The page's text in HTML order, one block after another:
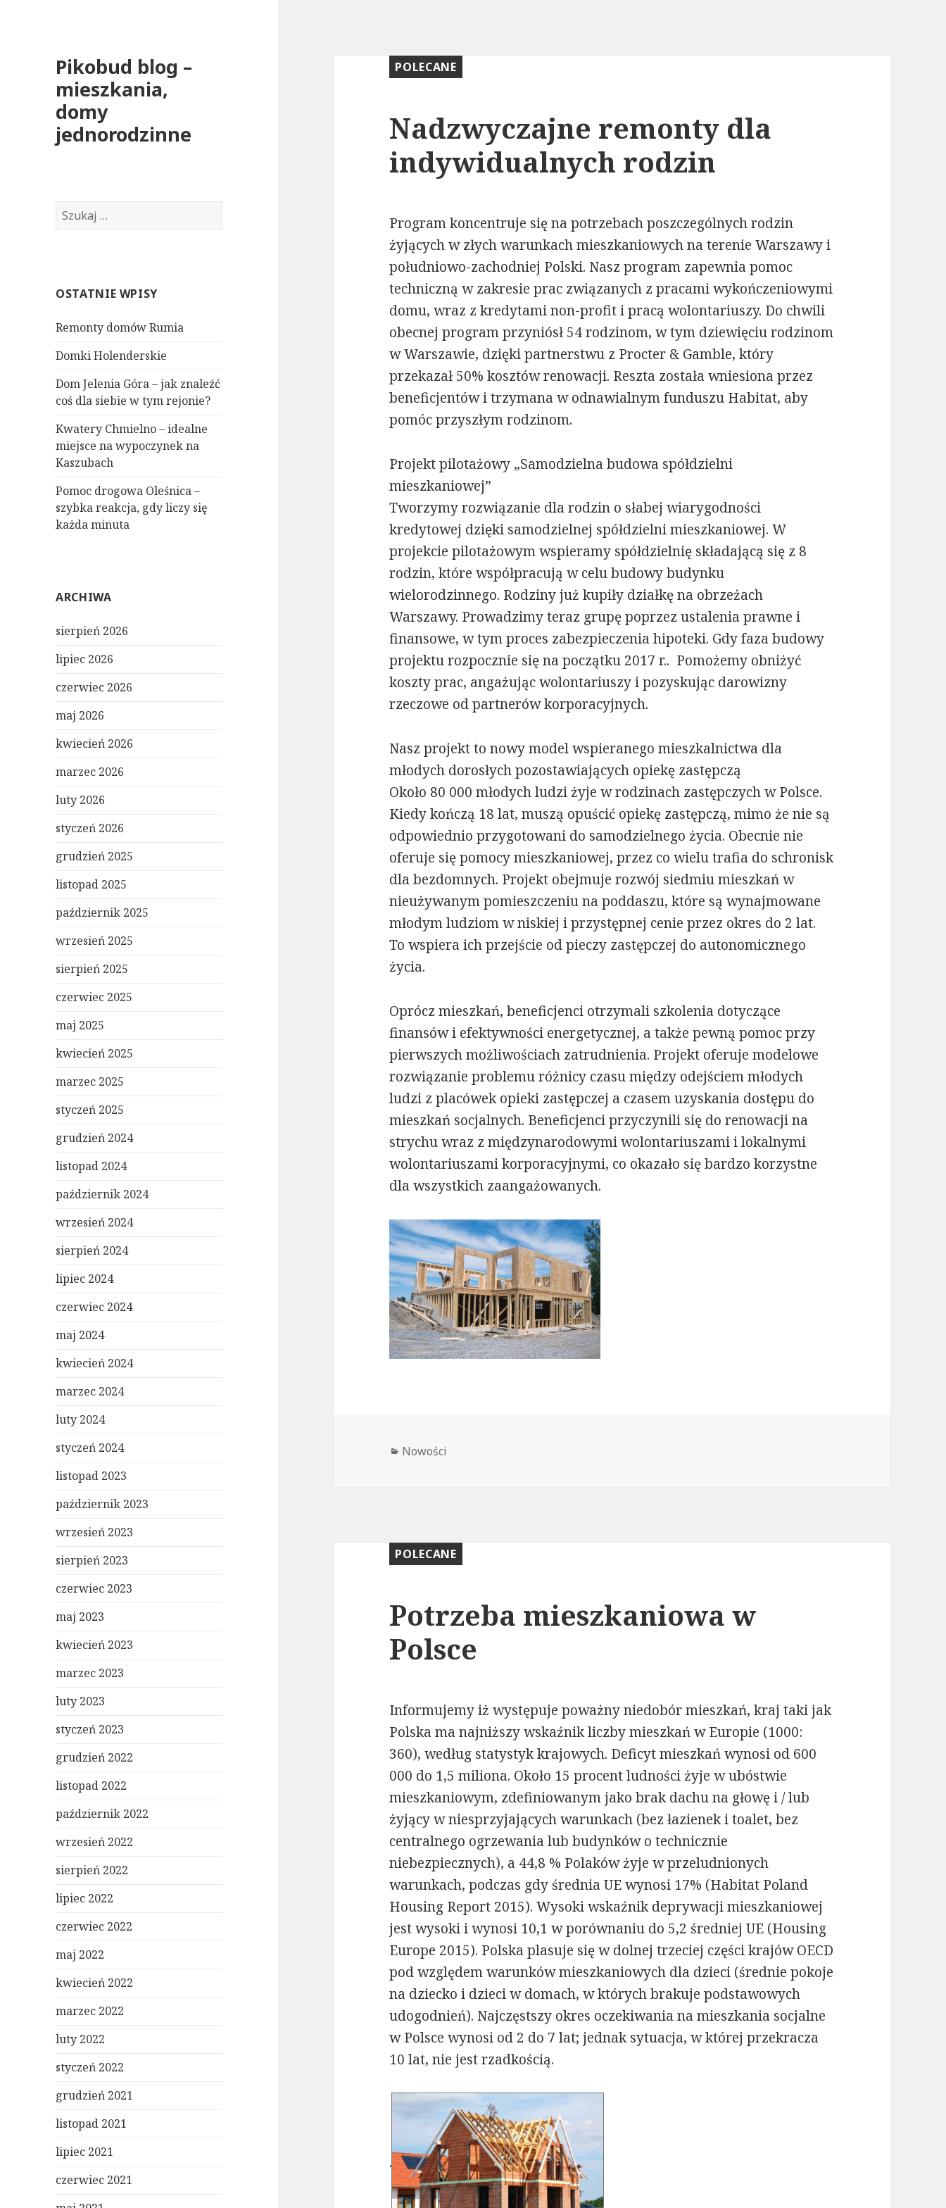
Pikobud blog –
mieszkania,
domy
jednorodzinne
S
z
j
OSTATNIE WPISY
Remonty domów Rumia
Domki Holenderskie
Dom Jelenia Góra – jak znaleźć
coś dla siebie w tym rejonie?
Kwatery Chmielno – idealne
miejsce na wypoczynek na
Kaszubach
Pomoc drogowa Oleśnica –
szybka reakcja, gdy liczy się
każda minuta
ARCHIWA
sierpień 2026
lipiec 2026
czerwiec 2026
maj 2026
kwiecień 2026
marzec 2026
luty 2026
styczeń 2026
grudzień 2025
listopad 2025
październik 2025
wrzesień 2025
sierpień 2025
czerwiec 2025
maj 2025
kwiecień 2025
marzec 2025
styczeń 2025
grudzień 2024
listopad 2024
październik 2024
wrzesień 2024
sierpień 2024
lipiec 2024
czerwiec 2024
maj 2024
kwiecień 2024
marzec 2024
luty 2024
styczeń 2024
listopad 2023
październik 2023
wrzesień 2023
sierpień 2023
czerwiec 2023
maj 2023
kwiecień 2023
marzec 2023
luty 2023
styczeń 2023
grudzień 2022
listopad 2022
październik 2022
wrzesień 2022
sierpień 2022
lipiec 2022
czerwiec 2022
maj 2022
kwiecień 2022
marzec 2022
luty 2022
styczeń 2022
grudzień 2021
listopad 2021
lipiec 2021
czerwiec 2021
Nadzwyczajne remonty dla
indywidualnych rodzin
Program koncentruje się na potrzebach poszczególnych rodzin
żyjących w złych warunkach mieszkaniowych na terenie Warszawy i
południowo-zachodniej Polski. Nasz program zapewnia pomoc
techniczną w zakresie prac związanych z pracami wykończeniowymi
domu, wraz z kredytami non-profit i pracą wolontariuszy. Do chwili
obecnej program przyniósł 54 rodzinom, w tym dziewięciu rodzinom
w Warszawie, dzięki partnerstwu z Procter & Gamble, który
przekazał 50% kosztów renowacji. Reszta została wniesiona przez
beneficjentów i trzymana w odnawialnym funduszu Habitat, aby
pomóc przyszłym rodzinom.
Projekt pilotażowy „Samodzielna budowa spółdzielni
mieszkaniowej”
Tworzymy rozwiązanie dla rodzin o słabej wiarygodności
kredytowej dzięki samodzielnej spółdzielni mieszkaniowej. W
projekcie pilotażowym wspieramy spółdzielnię składającą się z 8
rodzin, które współpracują w celu budowy budynku
wielorodzinnego. Rodziny już kupiły działkę na obrzeżach
Warszawy. Prowadzimy teraz grupę poprzez ustalenia prawne i
finansowe, w tym proces zabezpieczenia hipoteki. Gdy faza budowy
projektu rozpocznie się na początku 2017 r.. Pomożemy obniżyć
koszty prac, angażując wolontariuszy i pozyskując darowizny
rzeczowe od partnerów korporacyjnych.
Nasz projekt to nowy model wspieranego mieszkalnictwa dla
młodych dorosłych pozostawiających opiekę zastępczą
Około 80 000 młodych ludzi żyje w rodzinach zastępczych w Polsce.
Kiedy kończą 18 lat, muszą opuścić opiekę zastępczą, mimo że nie są
odpowiednio przygotowani do samodzielnego życia. Obecnie nie
oferuje się pomocy mieszkaniowej, przez co wielu trafia do schronisk
dla bezdomnych. Projekt obejmuje rozwój siedmiu mieszkań w
nieużywanym pomieszczeniu na poddaszu, które są wynajmowane
młodym ludziom w niskiej i przystępnej cenie przez okres do 2 lat.
To wspiera ich przejście od pieczy zastępczej do autonomicznego
życia.
Oprócz mieszkań, beneficjenci otrzymali szkolenia dotyczące
finansów i efektywności energetycznej, a także pewną pomoc przy
pierwszych możliwościach zatrudnienia. Projekt oferuje modelowe
rozwiązanie problemu różnicy czasu między odejściem młodych
ludzi z placówek opieki zastępczej a czasem uzyskania dostępu do
mieszkań socjalnych. Beneficjenci przyczynili się do renowacji na
strychu wraz z międzynarodowymi wolontariuszami i lokalnymi
wolontariuszami korporacyjnymi, co okazało się bardzo korzystne
dla wszystkich zaangażowanych.
POLECANE
Kategorie
Nowości
Potrzeba mieszkaniowa w
Polsce
Informujemy iż występuje poważny niedobór mieszkań, kraj taki jak
Polska ma najniższy wskaźnik liczby mieszkań w Europie (1000:
360), według statystyk krajowych. Deficyt mieszkań wynosi od 600
000 do 1,5 miliona. Około 15 procent ludności żyje w ubóstwie
mieszkaniowym, zdefiniowanym jako brak dachu na głowę i / lub
żyjący w niesprzyjających warunkach (bez łazienek i toalet, bez
centralnego ogrzewania lub budynków o technicznie
niebezpiecznych), a 44,8 % Polaków żyje w przeludnionych
warunkach, podczas gdy średnia UE wynosi 17% (Habitat Poland
Housing Report 2015). Wysoki wskaźnik deprywacji mieszkaniowej
jest wysoki i wynosi 10,1 w porównaniu do 5,2 średniej UE (Housing
Europe 2015). Polska plasuje się w dolnej trzeciej części krajów OECD
pod względem warunków mieszkaniowych dla dzieci (średnie pokoje
na dziecko i dzieci w domach, w których brakuje podstawowych
udogodnień). Najczęstszy okres oczekiwania na mieszkania socjalne
w Polsce wynosi od 2 do 7 lat; jednak sytuacja, w której przekracza
10 lat, nie jest rzadkością.
.
POLECANE